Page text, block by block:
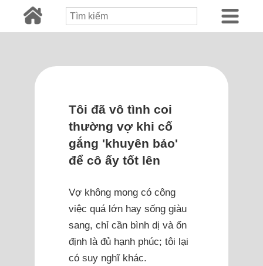
Tôi đã vô tình coi
thường vợ khi cố
gắng 'khuyên bảo'
để cô ấy tốt lên
Vợ không mong có công
việc quá lớn hay sống giàu
sang, chỉ cần bình dị và ổn
định là đủ hạnh phúc; tôi lại
có suy nghĩ khác.